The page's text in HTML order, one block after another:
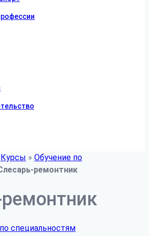
Курсы » Обучение по
ремонтник
специальностям